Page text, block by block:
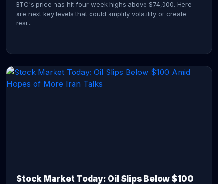
BTC's price has hit four-week highs above $74,000. Here
are next key levels that could amplify volatility or create
resi...
Stock Market Today: Oil Slips Below $100